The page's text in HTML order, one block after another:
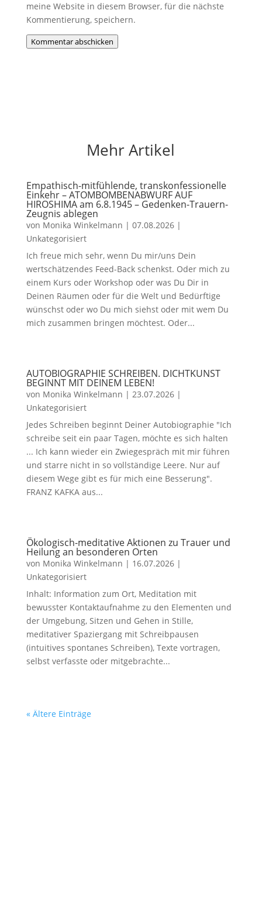
meine Website in diesem Browser, für die nächste
Kommentierung, speichern.
Kommentar abschicken
Mehr Artikel
Empathisch-mitfühlende, transkonfessionelle
Einkehr – ATOMBOMBENABWURF AUF
HIROSHIMA am 6.8.1945 – Gedenken-Trauern-
Zeugnis ablegen
von Monika Winkelmann | 07.08.2026|
Unkategorisiert
Ich freue mich sehr, wenn Du mir/uns Dein
wertschätzendes Feed-Back schenkst. Oder mich zu
einem Kurs oder Workshop oder was Du Dir in
Deinen Räumen oder für die Welt und Bedürftige
wünschst oder wo Du mich siehst oder mit wem Du
mich zusammen bringen möchtest. Oder...
AUTOBIOGRAPHIE SCHREIBEN. DICHTKUNST
BEGINNT MIT DEINEM LEBEN!
von Monika Winkelmann | 23.07.2026|
Unkategorisiert
Jedes Schreiben beginnt Deiner Autobiographie "Ich
schreibe seit ein paar Tagen, möchte es sich halten
... Ich kann wieder ein Zwiegespräch mit mir führen
und starre nicht in so vollständige Leere. Nur auf
diesem Wege gibt es für mich eine Besserung".
FRANZ KAFKA aus...
Ökologisch-meditative Aktionen zu Trauer und
Heilung an besonderen Orten
von Monika Winkelmann | 16.07.2026|
Unkategorisiert
Inhalt: Information zum Ort, Meditation mit
bewusster Kontaktaufnahme zu den Elementen und
der Umgebung, Sitzen und Gehen in Stille,
meditativer Spaziergang mit Schreibpausen
(intuitives spontanes Schreiben), Texte vortragen,
selbst verfasste oder mitgebrachte...
« Ältere Einträge